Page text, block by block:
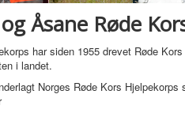
Åsane Røde
har siden 1955 drevet Røde
i landet.
Norges Røde Kors